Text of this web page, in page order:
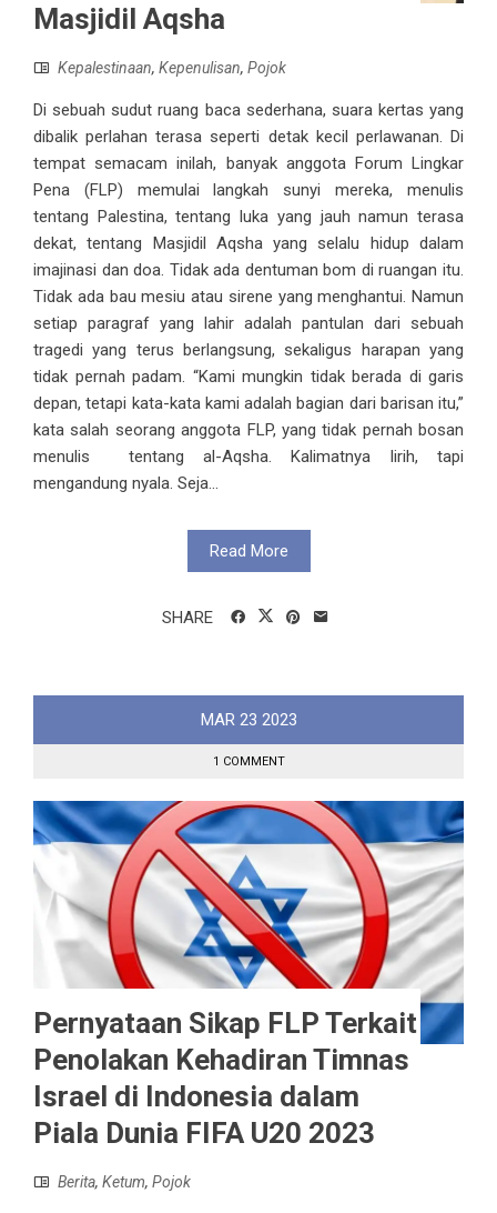
Masjidil Aqsha
Kepalestinaan, Kepenulisan, Pojok
Di sebuah sudut ruang baca sederhana, suara kertas yang
dibalik perlahan terasa seperti detak kecil perlawanan. Di
tempat semacam inilah, banyak anggota Forum Lingkar
Pena (FLP) memulai langkah sunyi mereka, menulis
tentang Palestina, tentang luka yang jauh namun terasa
dekat, tentang Masjidil Aqsha yang selalu hidup dalam
imajinasi dan doa. Tidak ada dentuman bom di ruangan itu.
Tidak ada bau mesiu atau sirene yang menghantui. Namun
setiap paragraf yang lahir adalah pantulan dari sebuah
tragedi yang terus berlangsung, sekaligus harapan yang
tidak pernah padam. “Kami mungkin tidak berada di garis
depan, tetapi kata-kata kami adalah bagian dari barisan itu,”
kata salah seorang anggota FLP, yang tidak pernah bosan
menulis tentang al-Aqsha. Kalimatnya lirih, tapi
mengandung nyala. Seja...
Read More
SHARE
MAR 23 2023
1 COMMENT
Pernyataan Sikap FLP Terkait
Penolakan Kehadiran Timnas
Israel di Indonesia dalam
Piala Dunia FIFA U20 2023
Berita, Ketum, Pojok